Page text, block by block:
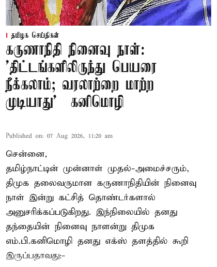
தமிழக செய்திகள்
கருணாநிதி நினைவு நாள்:
'திட்டங்களிலிருந்து பெயரை
நீக்கலாம்; வரலாற்றை மாற்ற
முடியாது' – கனிமொழி
Published on: 07 Aug 2026, 11:20 am
சென்னை,
தமிழ்நாட்டின் முன்னாள் முதல்-அமைச்சரும்,
திமுக தலைவருமான கருணாநிதியின் நினைவு
நாள் இன்று கட்சித் தொண்டர்களால்
அனுசரிக்கப்படுகிறது. இந்நிலையில் தனது
தந்தையின் நினைவு நாளன்று திமுக
எம்.பி.கனிமொழி தனது எக்ஸ் தளத்தில் கூறி
இருப்பதாவது:-